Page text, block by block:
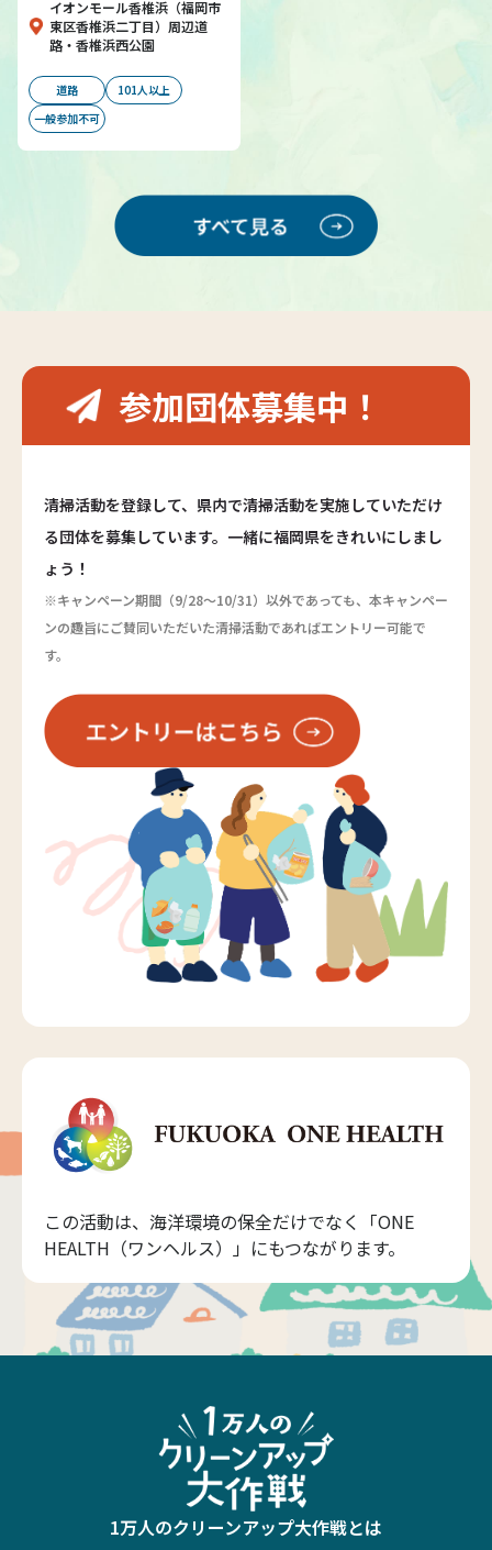
イオンモール香椎浜（福岡市
東区香椎浜二丁目）周辺道
路・香椎浜西公園
道路
101人以上
一般参加不可
参加団体募集中！
清掃活動を登録して、県内で清掃活動を実施していただけ
る団体を募集しています。一緒に福岡県をきれいにしまし
ょう！
※キャンペーン期間（9/28～10/31）以外であっても、本キャンペー
ンの趣旨にご賛同いただいた清掃活動であればエントリー可能で
す。
この活動は、海洋環境の保全だけでなく「ONE
HEALTH（ワンヘルス）」にもつながります。
1万人のクリーンアップ大作戦とは